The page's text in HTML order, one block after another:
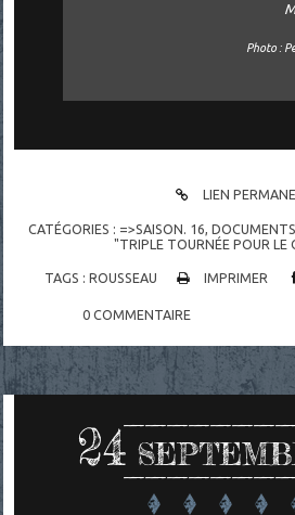
Photo :
LIEN
CATÉGORIES : =>SAISON. 16, DOCUMENTS
"TRIPLE TOURNÉE POUR LE
TAGS : ROUSSEAU IMPRIMER
0 COMMENTAIRE
24